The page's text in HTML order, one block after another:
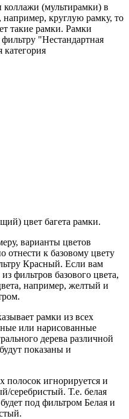
коллажи (мультирамки) в
например, круглую рамку, то
такие рамки. Рамки
"Нестандартная
категория
цвет багета рамки.
варианты цветов
к базовому цвету
Красный. Если вам
фильтров базового цвета,
например, желтый и
рамки из всех
или нарисованные
дерева различной
показаны и
полосок игнорируется и
серебристый. Т.е. белая
под фильтром Белая и